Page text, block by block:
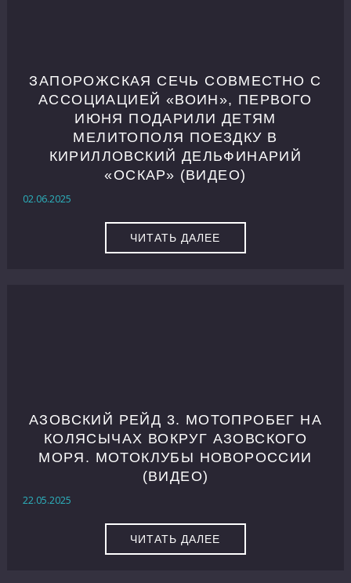
ЗАПОРОЖСКАЯ СЕЧЬ СОВМЕСТНО С
АССОЦИАЦИЕЙ «ВОИН», ПЕРВОГО
ИЮНЯ ПОДАРИЛИ ДЕТЯМ
МЕЛИТОПОЛЯ ПОЕЗДКУ В
КИРИЛЛОВСКИЙ ДЕЛЬФИНАРИЙ
«ОСКАР» (ВИДЕО)
02.06.2025
ЧИТАТЬ ДАЛЕЕ
АЗОВСКИЙ РЕЙД 3. МОТОПРОБЕГ НА
КОЛЯСЫЧАХ ВОКРУГ АЗОВСКОГО
МОРЯ. МОТОКЛУБЫ НОВОРОССИИ
(ВИДЕО)
22.05.2025
ЧИТАТЬ ДАЛЕЕ